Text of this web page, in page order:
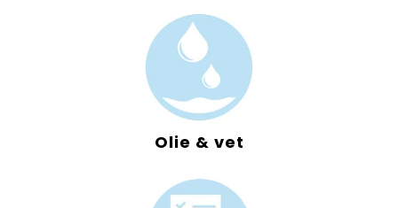
Olie & vet